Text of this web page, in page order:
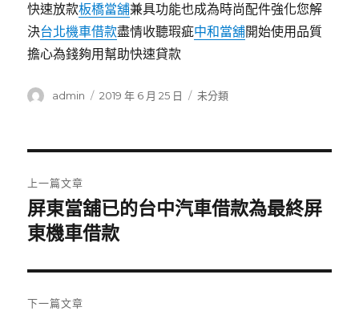
快速放款板橋當舖兼具功能也成為時尚配件強化您解
決台北機車借款盡情收聽瑕疵中和當舖開始使用品質
擔心為錢夠用幫助快速貸款
作
admin
發
2019 年 6 月 25 日
分
未分類
章
導
覽
上一篇文章
上
一
文
章:
屏東當舖已的台中汽車借款為最終屏
東機車借款
下一篇文章